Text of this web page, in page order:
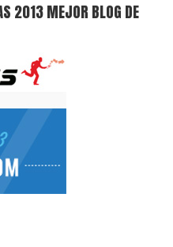
2013 MEJOR BLOG DE